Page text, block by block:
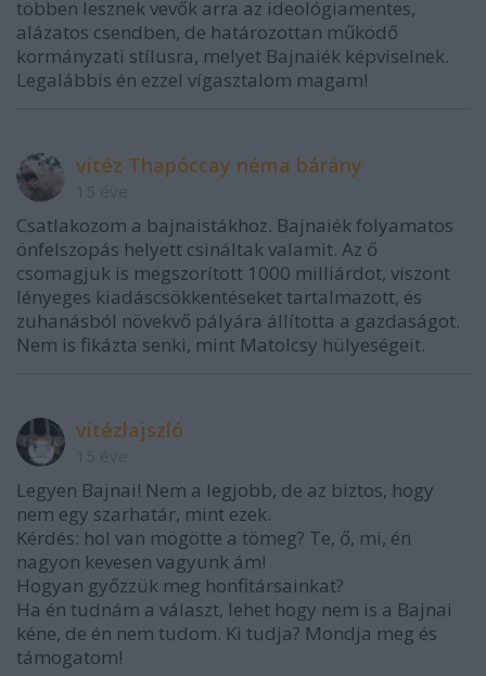
többen lesznek vevők arra az ideológiamentes,
alázatos csendben, de határozottan működő
kormányzati stílusra, melyet Bajnaiék képviselnek.
Legalábbis én ezzel vígasztalom magam!
vitéz Thapóccay néma bárány
Csatlakozom a bajnaistákhoz. Bajnaiék folyamatos
önfelszopás helyett csináltak valamit. Az ő
csomagjuk is megszorított 1000 milliárdot, viszont
lényeges kiadáscsökkentéseket tartalmazott, és
zuhanásból növekvő pályára állította a gazdaságot.
Nem is fikázta senki, mint Matolcsy hülyeségeit.
vitézlajszló
Legyen Bajnai! Nem a legjobb, de az biztos, hogy
nem egy szarhatár, mint ezek.
Kérdés: hol van mögötte a tömeg? Te, ő, mi, én
nagyon kevesen vagyunk ám!
Hogyan győzzük meg honfitársainkat?
Ha én tudnám a választ, lehet hogy nem is a Bajnai
kéne, de én nem tudom. Ki tudja? Mondja meg és
támogatom!